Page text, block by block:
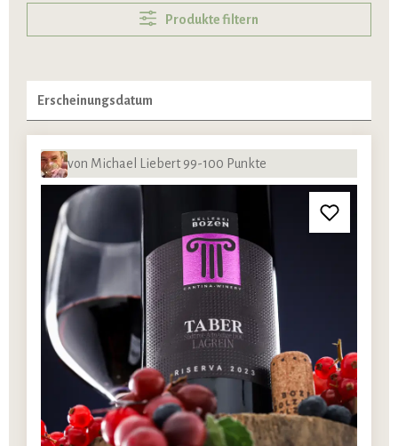
Produkte filtern
von Michael Liebert 99-100 Punkte